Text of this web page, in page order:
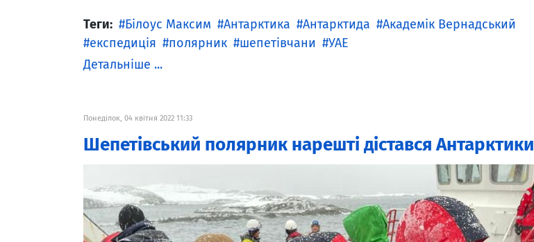
Теги: Білоус Максим Антарктика Антарктида
Академік Вернадський
експедиція
полярник шепетівчани
УАЕ
Детальніше ...
Понеділок, 04 квітня 2022 11:33
Шепетівський полярник нарешті дістався Антарктики